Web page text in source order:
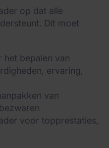
op dat alle
Dit moet
het bepalen van
ervaring,
van
voor topprestaties,